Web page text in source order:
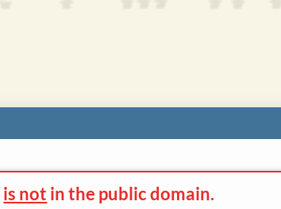
is not in the public domain.